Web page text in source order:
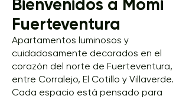
Bienvenidos a Momi
Fuerteventura
Apartamentos luminosos y
cuidadosamente decorados en el
corazón del norte de Fuerteventura,
entre Corralejo, El Cotillo y Villaverde.
Cada espacio está pensado para